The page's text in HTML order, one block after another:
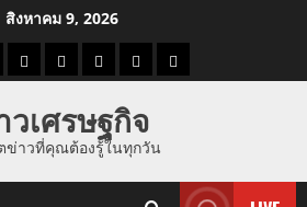
สิงหาคม 9, 2026
คา
ง
ข่าว
นี้
ข่าว
ดูด
ที่
ผู้ชาย
วเศรษฐกิจ
ข่าวที่คุณต้องรู้ในทุกวัน